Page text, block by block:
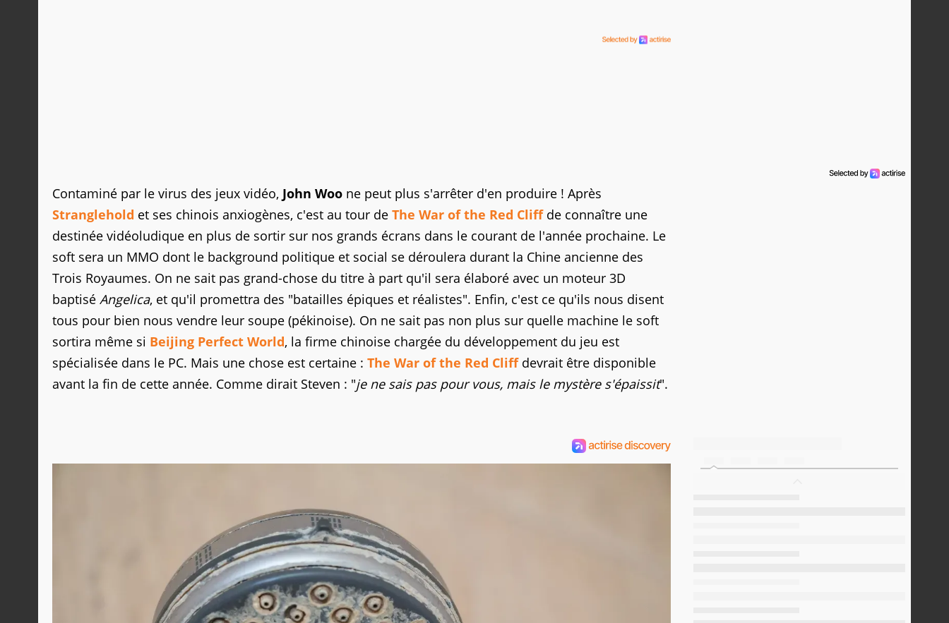
Contaminé par le virus des jeux vidéo, John Woo ne peut plus s'arrêter d'en produire ! Après
Stranglehold et ses chinois anxiogènes, c'est au tour de The War of the Red Cliffde connaître une
destinée vidéoludique en plus de sortir sur nos grands écrans dans le courant de l'année prochaine. Le
soft sera un MMO dont le background politique et social se déroulera durant la Chine ancienne des
Trois Royaumes. On ne sait pas grand-chose du titre à part qu'il sera élaboré avec un moteur 3D
baptisé Angelica, et qu'il promettra des "batailles épiques et réalistes". Enfin, c'est ce qu'ils nous disent
tous pour bien nous vendre leur soupe (pékinoise). On ne sait pas non plus sur quelle machine le soft
sortira même si Beijing Perfect World, la firme chinoise chargée du développement du jeu est
spécialisée dans le PC. Mais une chose est certaine : The War of the Red Cliffdevrait être disponible
avant la fin de cette année. Comme dirait Steven : "je ne sais pas pour vous, mais le mystère s'épaissit".